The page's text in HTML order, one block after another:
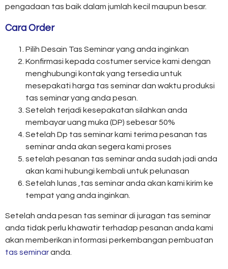
pengadaan tas baik dalam jumlah kecil maupun besar.
Cara Order
Pilih Desain Tas Seminar yang anda inginkan
Konfirmasi kepada costumer service kami dengan
menghubungi kontak yang tersedia untuk
mesepakati harga tas seminar dan waktu produksi
tas seminar yang anda pesan.
Setelah terjadi kesepakatan silahkan anda
membayar uang muka (DP) sebesar 50%
Setelah Dp tas seminar kami terima pesanan tas
seminar anda akan segera kami proses
setelah pesanan tas seminar anda sudah jadi anda
akan kami hubungi kembali untuk pelunasan
Setelah lunas ,tas seminar anda akan kami kirim ke
tempat yang anda inginkan.
Setelah anda pesan tas seminar di juragan tas seminar
anda tidak perlu khawatir terhadap pesanan anda kami
akan memberikan informasi perkembangan pembuatan
tas seminaranda.